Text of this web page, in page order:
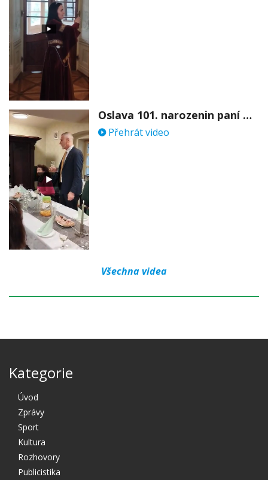
Oslava 101. narozenin paní Věry Skořepové
Přehrát video
Všechna videa
Kategorie
Úvod
Zprávy
Sport
Kultura
Rozhovory
Publicistika